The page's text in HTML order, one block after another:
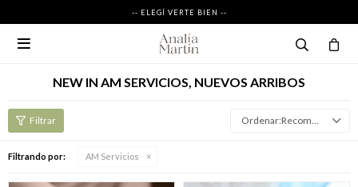
-- ELEGÍ VERTE BIEN --

NEW IN AM SERVICIOS, NUEVOS ARRIBOS
Recomendados
Filtrando por: AM Servicios